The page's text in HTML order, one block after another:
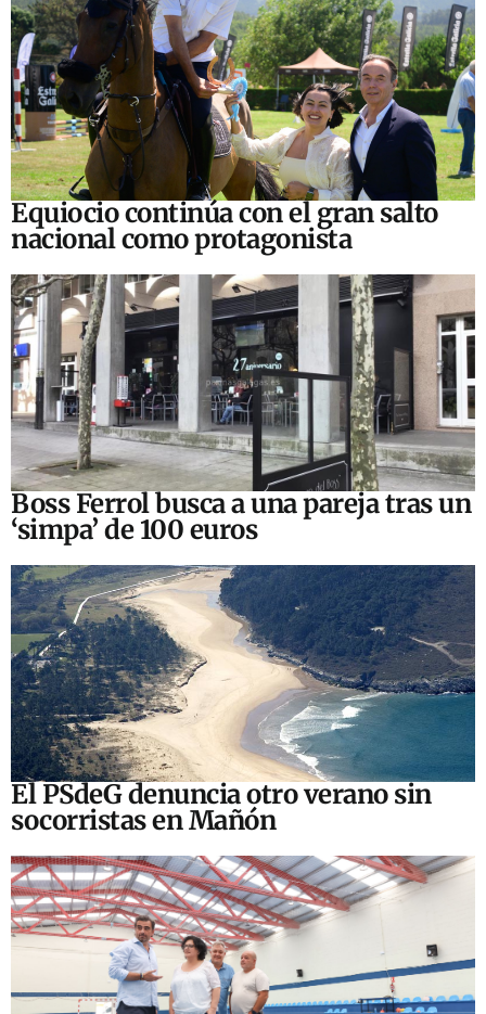
Equiocio continúa con el gran salto
nacional como protagonista
Boss Ferrol busca a una pareja tras un
‘simpa’ de 100 euros
El PSdeG denuncia otro verano sin
socorristas en Mañón